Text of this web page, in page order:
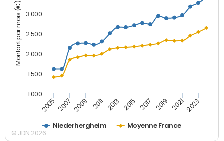
Montant par mois (€)
Niederhergheim Moyenne France
2005 2007 2009 2011 2013 2015 2017 2019 2021 2023
1 000
1 500
2 000
2 500
3 000
© JDN 2026